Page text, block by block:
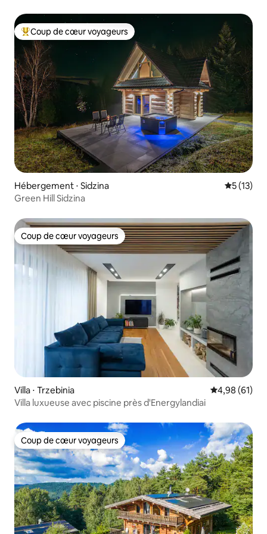
Coups de cœur voyageurs les plus appréciés
Coup de cœur voyageurs
Hébergement ⋅ Sidzina
5 (13)
Green Hill Sidzina
Coup de cœur voyageurs
Coup de cœur voyageurs
Villa ⋅ Trzebinia Évaluation
4,98 (61)
Villa luxueuse avec piscine près d'Energylandiai
Coup de cœur voyageurs
Coup de cœur voyageurs